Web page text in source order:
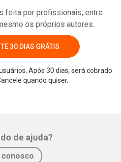
feita por profissionais, entre
os próprios autores.
30 DIAS GRÁTIS
Após 30 dias, será cobrado
quando quiser.
de ajuda?
conosco